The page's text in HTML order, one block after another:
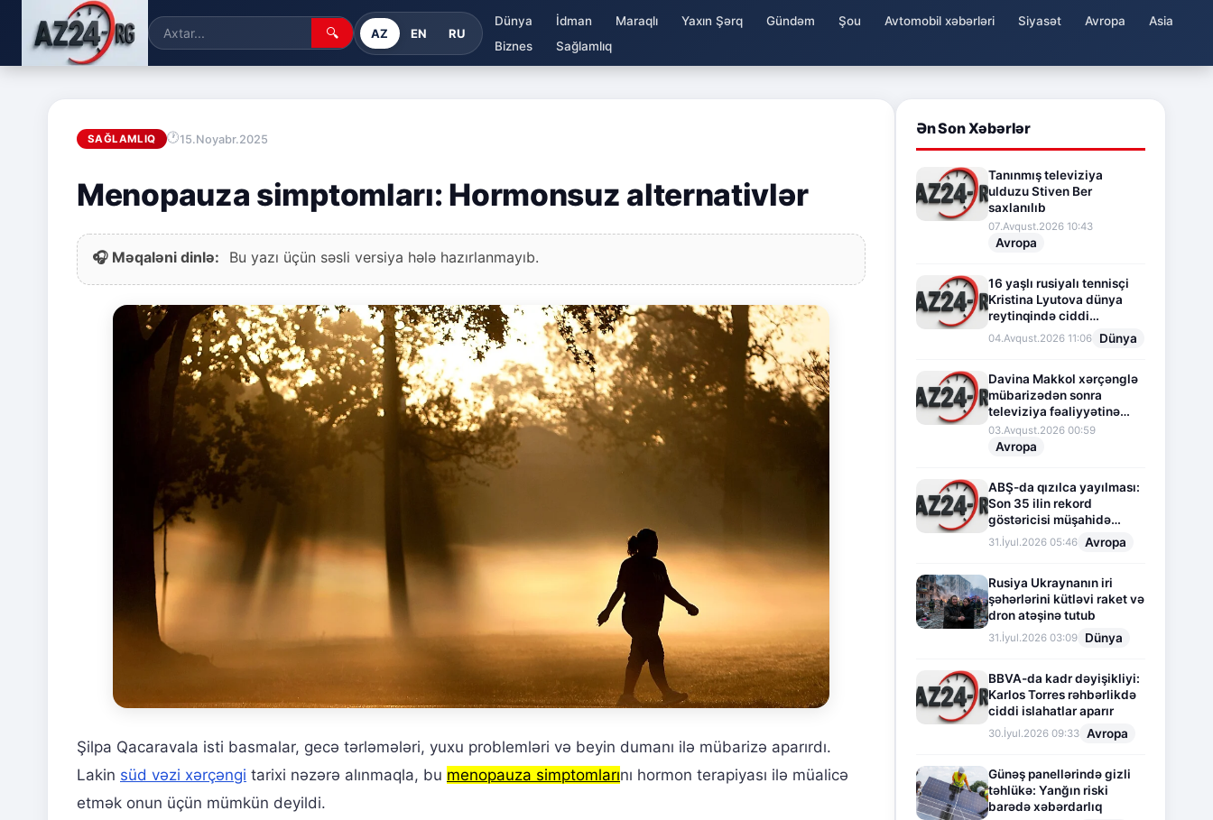
🔍 AZ EN RU
Dünya İdman Maraqlı Yaxın Şərq Gündəm Şou Avtomobil xəbərləri Siyasət Avropa
Asia
Biznes
Sağlamlıq
SAĞLAMLIQ 15.Noyabr.2025
Menopauza simptomları: Hormonsuz alternativlər
🎧 Məqaləni dinlə: Bu yazı üçün səsli versiya hələ hazırlanmayıb.
Şilpa Qacaravala isti basmalar, gecə tərləmələri, yuxu problemləri və beyin dumanı ilə mübarizə aparırdı.
Lakin süd vəzi xərçəngi tarixi nəzərə alınmaqla, bu menopauza simptomlarını hormon terapiyası ilə müalicə
etmək onun üçün mümkün deyildi.
Ən Son Xəbərlər
Tanınmış televiziya
ulduzu Stiven Ber
saxlanılıb
07.Avqust.2026 10:43
Avropa
16 yaşlı rusiyalı tennisçi
Kristina Lyutova dünya
reytinqində ciddi
irəliləyişə imza atdı
04.Avqust.2026 11:06 Dünya
Davina Makkol xərçənglə
mübarizədən sonra
televiziya fəaliyyətinə
fasilə verir
03.Avqust.2026 00:59
Avropa
ABŞ-da qızılca yayılması:
Son 35 ilin rekord
göstəricisi müşahidə
olunur
31.İyul.2026 05:46 Avropa
Rusiya Ukraynanın iri
şəhərlərini kütləvi raket və
dron atəşinə tutub
31.İyul.2026 03:09 Dünya
BBVA-da kadr dəyişikliyi:
Karlos Torres rəhbərlikdə
ciddi islahatlar aparır
30.İyul.2026 09:33 Avropa
Günəş panellərində gizli
təhlükə: Yanğın riski
barədə xəbərdarlıq